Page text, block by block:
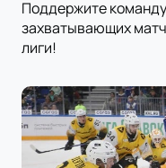
Поддержите
захватывающих
лиги!